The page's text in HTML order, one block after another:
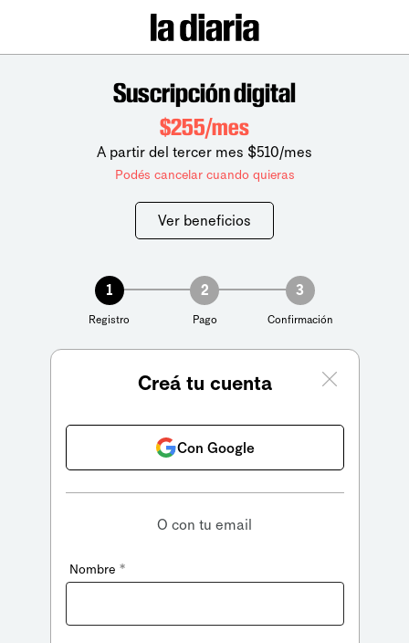
Suscripción digital
$255/mes
A partir del tercer mes $510/mes
Podés cancelar cuando quieras
Ver beneficios
1
Registro
2
Pago
3
Confirmación
Creá tu cuenta
Con Google
O con tu email
Nombre *